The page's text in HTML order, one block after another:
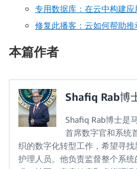
专用数据库：在云中构建应
修复此播客：云如何帮助
本篇作者
Shafiq Rab博
Shafiq Rab博士是
首席数字官和系统
织的数字化转型工作，希望寻
护理人员。他负责监督整个系